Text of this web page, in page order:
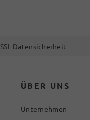
SSL Datensicherheit
ÜBER UNS
Unternehmen